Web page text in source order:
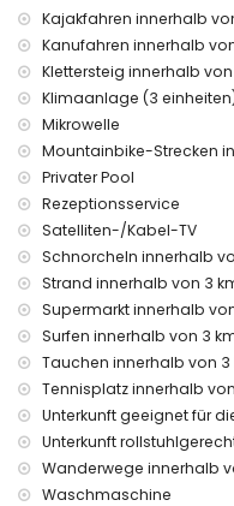
Unterhaltungs- und
Jávea, Costa Blanca
Bar (innerhalb von 5
Sehenswürdigkeiten und
Museum (Pueblo
Jávea), Ruine (Pueblo
Histórico, Jávea),
Histórico, Jávea),
Jávea) (innerhalb von
Burg (Portal de la Vila
Sportmöglichkeiten
Tennis (innerhalb von
Wandern,
Kajakfahren, Angeln,
Windsurfen und
der Unterkunft)
Golf (Jávea Golf
Kajakfahren innerhalb
Kanufahren innerhalb
Klettersteig innerhalb von
Klimaanlage (3
Mikrowelle
Mountainbike-Strecken
Privater Pool
Rezeptionsservice
Satelliten-/Kabel-TV
Schnorcheln innerhalb
Strand innerhalb von 3
Supermarkt innerhalb
Surfen innerhalb von 3
Tauchen innerhalb von 3
Tennisplatz innerhalb von
Unterkunft geeignet für
Unterkunft
Wanderwege innerhalb
Waschmaschine